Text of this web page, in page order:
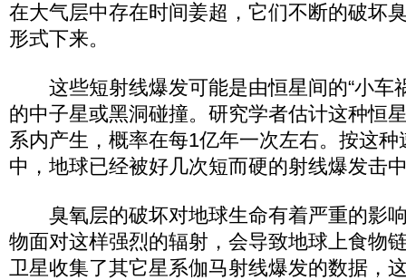
在大气层中存在时间姜超，它们不断的破坏
形式下来。
这些短射线爆发可能是由恒星间的“小车
的中子星或黑洞碰撞。研究学者估计这种恒
系内产生，概率在每1亿年一次左右。按这
中，地球已经被好几次短而硬的射线爆发击
臭氧层的破坏对地球生命有着严重的影
物面对这样强烈的辐射，会导致地球上食物
卫星收集了其它星系伽马射线爆发的数据，